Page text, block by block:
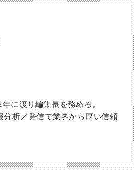
に渡り編集長を務める。
析／発信で業界から厚い信頼